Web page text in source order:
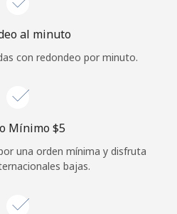
¿Olvidaste tu contraseña? →
con
al minuto
con redondeo por minuto.
Mínimo ⁦$5⁩
una orden mínima y disfruta
bajas.